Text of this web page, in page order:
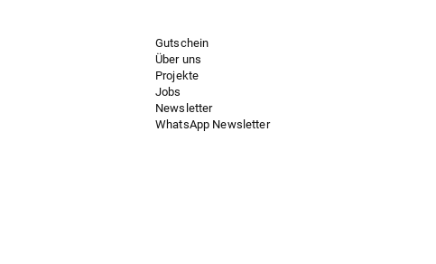
Gutschein
Über uns
Projekte
Jobs
Newsletter
WhatsApp Newsletter